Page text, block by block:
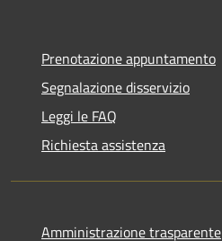
Prenotazione appuntamento
Segnalazione disservizio
Leggi le FAQ
Richiesta assistenza
Amministrazione trasparente